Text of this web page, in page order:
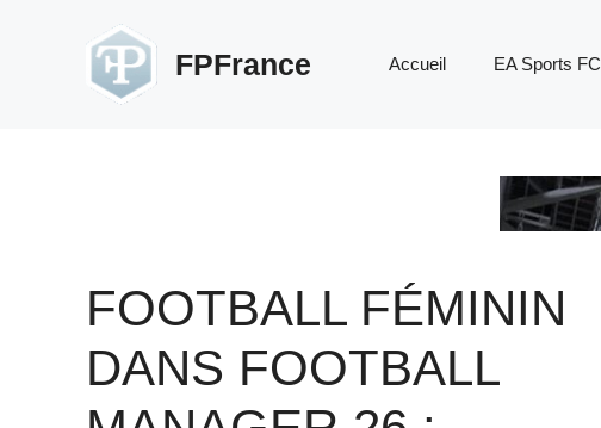
FPFrance Accueil EA Sports FC
FOOTBALL FÉMININ
DANS FOOTBALL